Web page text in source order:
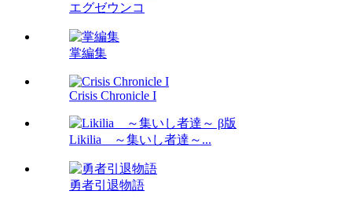
エグゼウンコ
掌編集
Crisis Chronicle I
Likilia ～集いし者達～...
勇者引退物語